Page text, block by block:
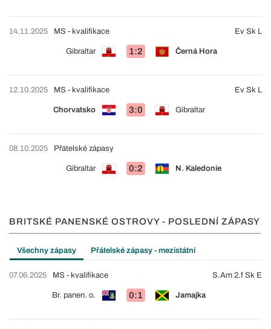
14.11.2025
Gibraltar 1:2 Černá Hora
MS - kvalifikace Ev Sk L
12.10.2025
Chorvatsko 3:0 Gibraltar
MS - kvalifikace Ev Sk L
08.10.2025
Gibraltar 0:2 N. Kaledonie
Přátelské zápasy
BRITSKÉ PANENSKÉ OSTROVY - POSLEDNÍ ZÁPASY
Všechny zápasy Přátelské zápasy - mezistátní
07.06.2025
Br. panen. o. 0:1 Jamajka
MS - kvalifikace S.Am 2.f Sk E